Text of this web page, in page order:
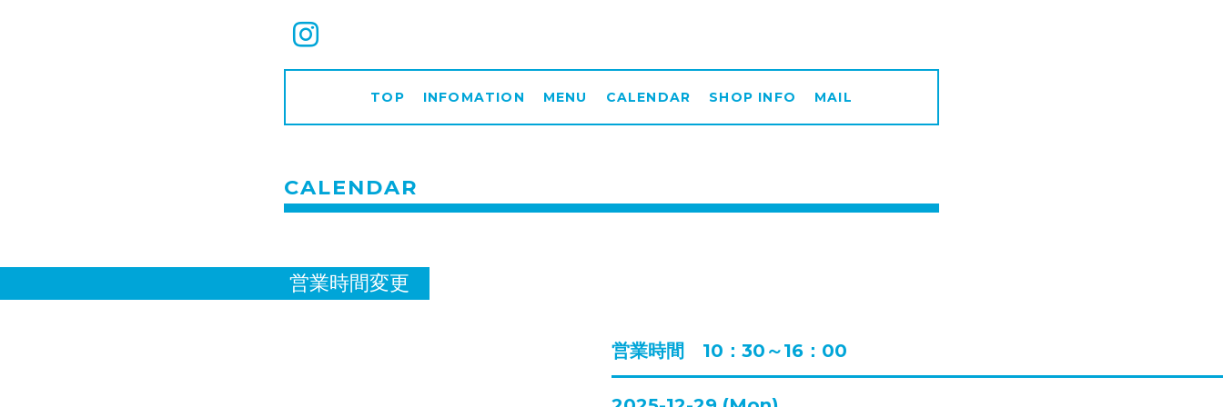
TOP INFOMATION MENU CALENDAR SHOP INFO MAIL
CALENDAR
営業時間変更
営業時間 10：30～16：00